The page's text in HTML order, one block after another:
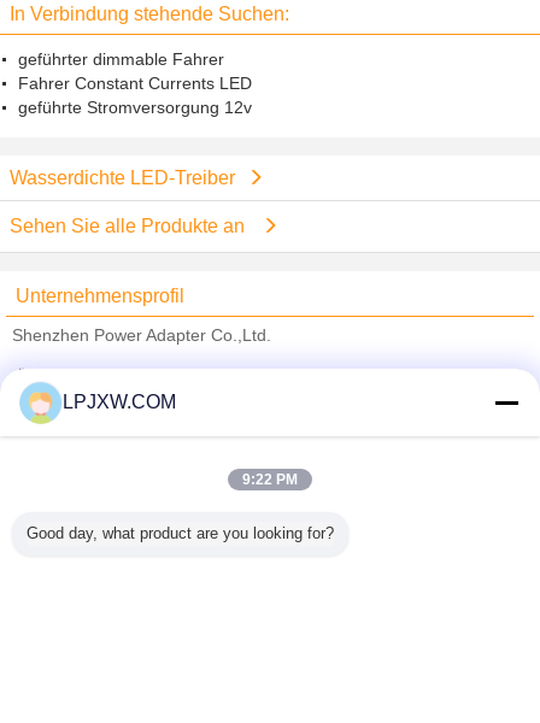
Kräuselung moises ausgeben
In Verbindung stehende Suchen:
geführter dimmable Fahrer
Fahrer Constant Currents LED
geführte Stromversorgung 12v
Wasserdichte LED-Treiber
Sehen Sie alle Produkte an
Unternehmensprofil
Shenzhen Power Adapter Co.,Ltd.
Trust Seal
Verified Suplier
Alle Produkte
LPJXW.COM
9:22 PM
Good day, what product are you looking for?